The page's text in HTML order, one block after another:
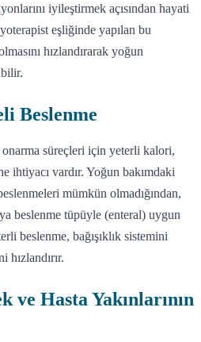
iyileştirmek açısından hayati
eşliğinde yapılan bu
hızlandırarak yoğun
Beslenme
süreçleri için yeterli kalori,
ihtiyacı vardır. Yoğun bakımdaki
mümkün olmadığından,
beslenme tüpüyle (enteral) uygun
beslenme, bağışıklık sistemini
ve Hasta Yakınlarının